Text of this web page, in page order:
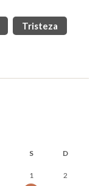
Tristeza
S D
1
2